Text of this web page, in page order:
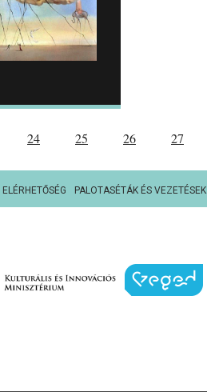
24 25 26 27
ELÉRHETŐSÉG PALOTASÉTÁK ÉS VEZETÉSEK